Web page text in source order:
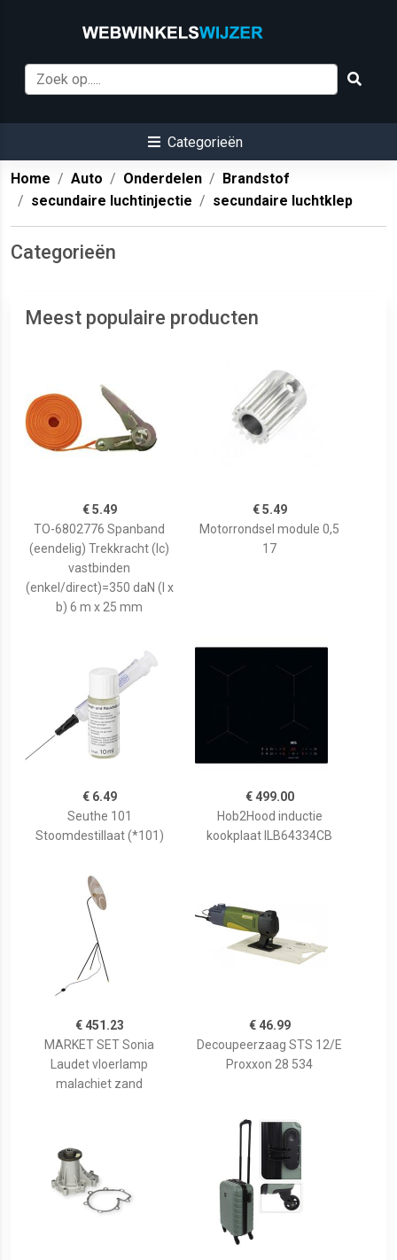
Categorieën
Home Auto Onderdelen
Brandstof
secundaire luchtinjectie
secundaire luchtklep
Categorieën
Meest populaire producten
€ 5.49
TO-6802776 Spanband
(eendelig) Trekkracht (lc)
vastbinden
(enkel/direct)=350 daN (l x
b) 6 m x 25 mm
€ 5.49
Motorrondsel module 0,5
17
€ 6.49
Seuthe 101
Stoomdestillaat (*101)
€ 499.00
Hob2Hood inductie
kookplaat ILB64334CB
€ 451.23
MARKET SET Sonia
Laudet vloerlamp
malachiet zand
€ 46.99
Decoupeerzaag STS 12/E
Proxxon 28 534